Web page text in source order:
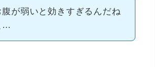
腹が弱いと効きすぎるんだね
…